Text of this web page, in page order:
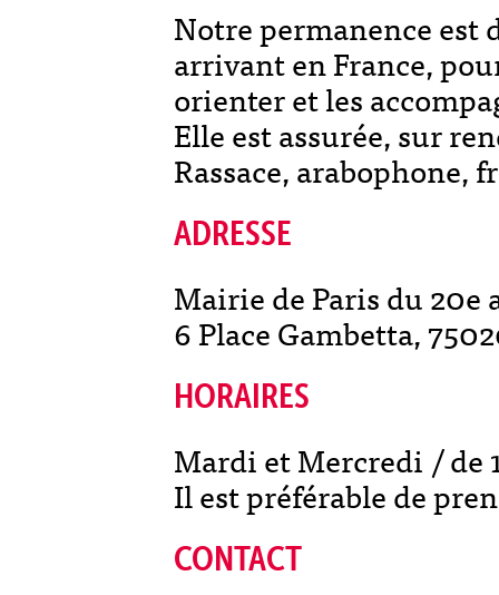
Notre permanence est
arrivant en France,
orienter et les
Elle est assurée, sur
Rassace, arabophone,
ADRESSE
Mairie de Paris du 20e
6 Place Gambetta,
HORAIRES
Mardi et Mercredi / de
Il est préférable de
CONTACT